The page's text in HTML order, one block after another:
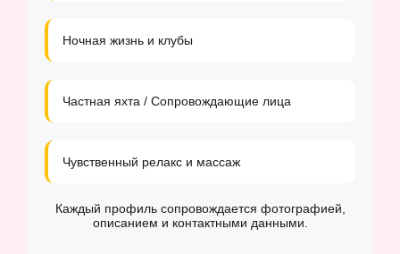
Ночная жизнь и клубы
Частная яхта / Сопровождающие лица
Чувственный релакс и массаж
Каждый профиль сопровождается фотографией,
описанием и контактными данными.